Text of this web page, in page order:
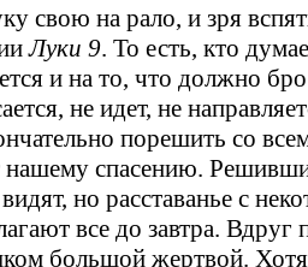
свою на рало, и зря
Луки 9. То есть, кто
и на то, что должно
не идет, не
порешить со
нашему спасению.
но расставанье с
все до завтра. Вдруг
большой жертвой.